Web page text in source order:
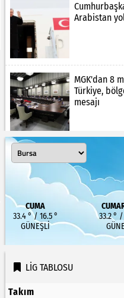
Arabistan
MGK'dan 8
Türkiye,
mesajı
CUMA
33.4 ° / 16.5 °
GÜNEŞLI
33.2 ° /
LİG TABLOSU
Takım